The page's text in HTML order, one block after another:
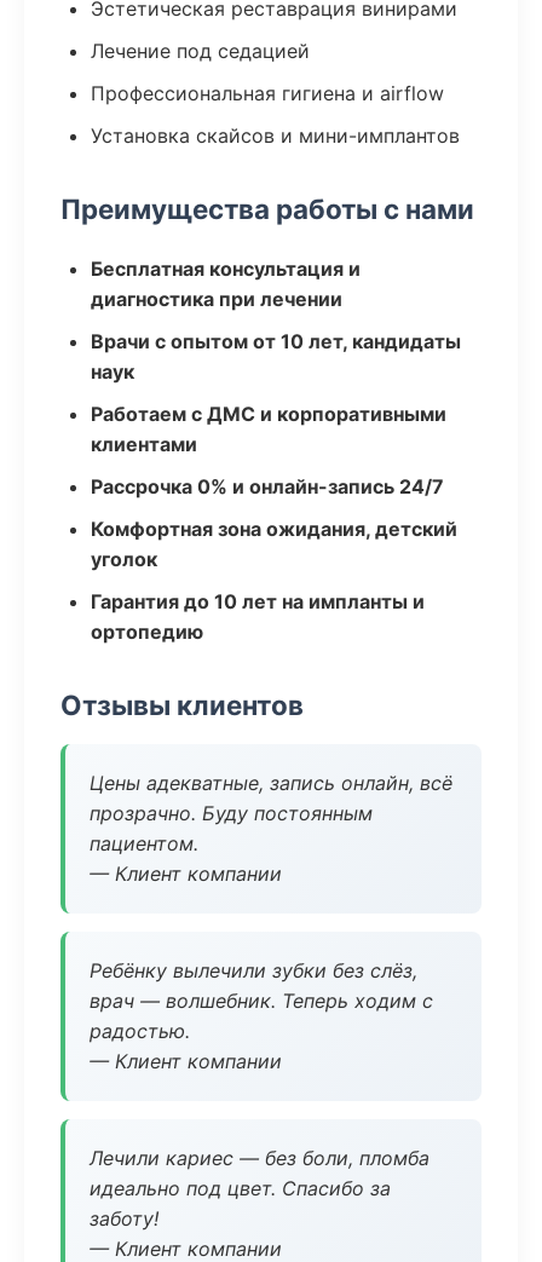
Эстетическая реставрация винирами
Лечение под седацией
Профессиональная гигиена и airflow
Установка скайсов и мини-имплантов
Преимущества работы с нами
Бесплатная консультация и
диагностика при лечении
Врачи с опытом от 10 лет, кандидаты
наук
Работаем с ДМС и корпоративными
клиентами
Рассрочка 0% и онлайн-запись 24/7
Комфортная зона ожидания, детский
уголок
Гарантия до 10 лет на импланты и
ортопедию
Отзывы клиентов
Цены адекватные, запись онлайн, всё
прозрачно. Буду постоянным
пациентом.
— Клиент компании
Ребёнку вылечили зубки без слёз,
врач — волшебник. Теперь ходим с
радостью.
— Клиент компании
Лечили кариес — без боли, пломба
идеально под цвет. Спасибо за
заботу!
— Клиент компании